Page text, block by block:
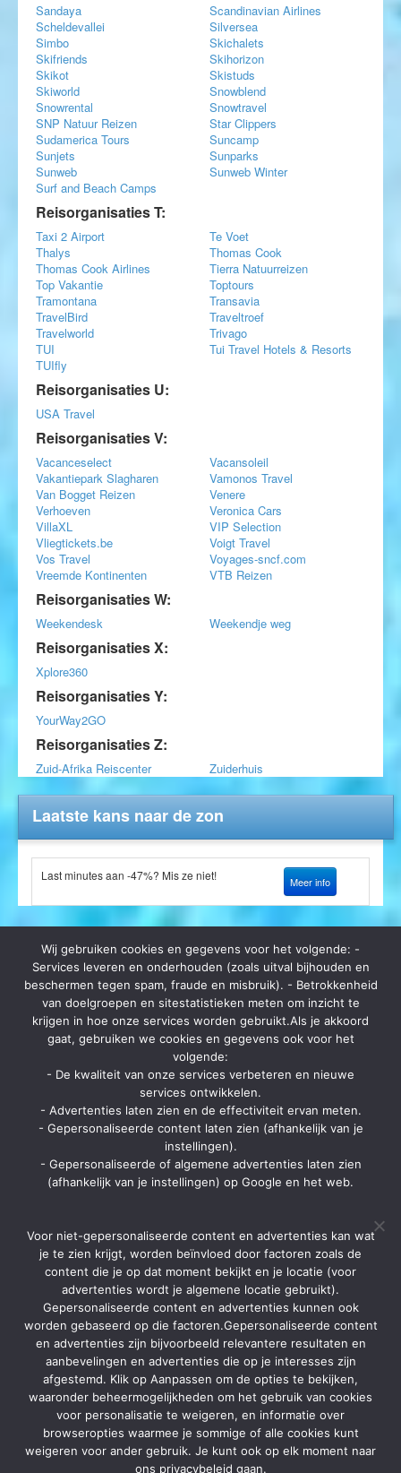
Sandaya
Scandinavian Airlines
Scheldevallei
Silversea
Simbo
Skichalets
Skifriends
Skihorizon
Skikot
Skistuds
Skiworld
Snowblend
Snowrental
Snowtravel
SNP Natuur Reizen
Star Clippers
Sudamerica Tours
Suncamp
Sunjets
Sunparks
Sunweb
Sunweb Winter
Surf and Beach Camps
Reisorganisaties T:
Taxi 2 Airport
Te Voet
Thalys
Thomas Cook
Thomas Cook Airlines
Tierra Natuurreizen
Top Vakantie
Toptours
Tramontana
Transavia
TravelBird
Traveltroef
Travelworld
Trivago
TUI
Tui Travel Hotels & Resorts
TUIfly
Reisorganisaties U:
USA Travel
Reisorganisaties V:
Vacanceselect
Vacansoleil
Vakantiepark Slagharen
Vamonos Travel
Van Bogget Reizen
Venere
Verhoeven
Veronica Cars
VillaXL
VIP Selection
Vliegtickets.be
Voigt Travel
Vos Travel
Voyages-sncf.com
Vreemde Kontinenten
VTB Reizen
Reisorganisaties W:
Weekendesk Weekendje weg
Reisorganisaties X:
Xplore360
Reisorganisaties Y:
YourWay2GO
Reisorganisaties Z:
Zuid-Afrika Reiscenter Zuiderhuis
Laatste kans naar de zon
Last minutes aan -47%? Mis ze niet! Meer info
Op zomerbrochure.be kan je terecht voor het bestellen van
reisbrochures, het lastminute aanbod van vele reisorganisaties en hot
deals. Ga je op vakantie? Ga dan eerst langs zomerbrochure.be voor
Contact
Strategon BV
Ninovesteenweg 198 bus 13
Via contactpagina of chatformulier
Aanbiedingen
Reisorganisaties
TUI Belgie
Soorten vakanties
Brochures
Contact
Adverteren
Cookies
Wij gebruiken cookies en gegevens voor het volgende: -
Services leveren en onderhouden (zoals uitval bijhouden en
beschermen tegen spam, fraude en misbruik). - Betrokkenheid
van doelgroepen en sitestatistieken meten om inzicht te
krijgen in hoe onze services worden gebruikt.Als je akkoord
gaat, gebruiken we cookies en gegevens ook voor het
volgende:
- De kwaliteit van onze services verbeteren en nieuwe
services ontwikkelen.
- Advertenties laten zien en de effectiviteit ervan meten.
- Gepersonaliseerde content laten zien (afhankelijk van je
instellingen).
- Gepersonaliseerde of algemene advertenties laten zien
(afhankelijk van je instellingen) op Google en het web.
Voor niet-gepersonaliseerde content en advertenties kan wat
je te zien krijgt, worden beïnvloed door factoren zoals de
content die je op dat moment bekijkt en je locatie (voor
advertenties wordt je algemene locatie gebruikt).
Gepersonaliseerde content en advertenties kunnen ook
worden gebaseerd op die factoren.Gepersonaliseerde content
en advertenties zijn bijvoorbeeld relevantere resultaten en
aanbevelingen en advertenties die op je interesses zijn
afgestemd. Klik op Aanpassen om de opties te bekijken,
waaronder beheermogelijkheden om het gebruik van cookies
voor personalisatie te weigeren, en informatie over
browseropties waarmee je sommige of alle cookies kunt
weigeren voor ander gebruik. Je kunt ook op elk moment naar
ons privacybeleid gaan.